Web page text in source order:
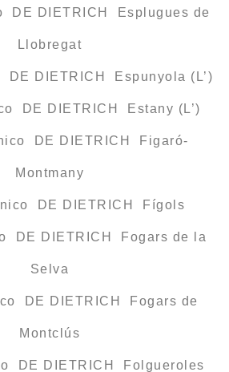
DE DIETRICH Esplugues de
Llobregat
DE DIETRICH Espunyola (L’)
DE DIETRICH Estany (L’)
DE DIETRICH Figaró-
Montmany
DE DIETRICH Fígols
DE DIETRICH Fogars de la
Selva
DE DIETRICH Fogars de
Montclús
DE DIETRICH Folgueroles